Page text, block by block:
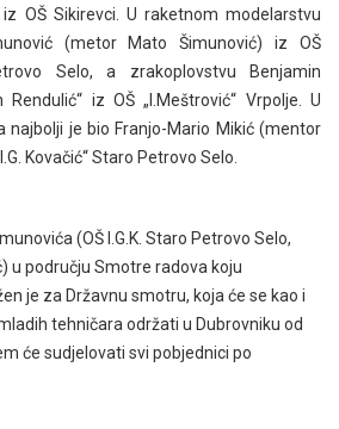
OŠ Sikirevci. U raketnom modelarstvu
(metor Mato Šimunović) iz OŠ
Selo, a zrakoplovstvu Benjamin
iz OŠ „I.Meštrović“ Vrpolje. U
najbolji je bio Franjo-Mario Mikić (mentor
Kovačić“ Staro Petrovo Selo.
(OŠ I.G.K. Staro Petrovo Selo,
u području Smotre radova koju
je za Državnu smotru, koja će se kao i
tehničara održati u Dubrovniku od
će sudjelovati svi pobjednici po